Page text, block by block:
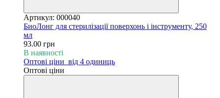
Артикул: 000040
БиоЛонг для стерилізації поверхонь і інструменту, 250
мл
93.00 грн
В наявності
Оптові ціни від 4 одиниць
Оптові ціни